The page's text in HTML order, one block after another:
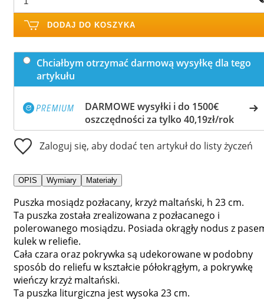
DODAJ DO KOSZYKA
Chciałbym otrzymać darmową wysyłkę dla tego
artykułu
DARMOWE wysyłki i do 1500€
oszczędności za tylko 40,19zł/rok
Zaloguj się, aby dodać ten artykuł do listy życzeń
OPIS Wymiary Materiały
Puszka mosiądz pozłacany, krzyż maltański, h 23 cm.
Ta puszka została zrealizowana z pozłacanego i
polerowanego mosiądzu. Posiada okrągły nodus z
kulek w reliefie.
Cała czara oraz pokrywka są udekorowane w podobny
sposób do reliefu w kształcie półokrągłym, a pokrywkę
wieńczy krzyż maltański.
Ta puszka liturgiczna jest wysoka 23 cm.